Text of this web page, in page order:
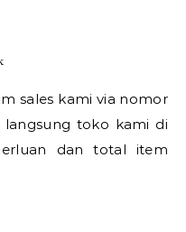
sales kami via nomor
toko kami di
dan total item